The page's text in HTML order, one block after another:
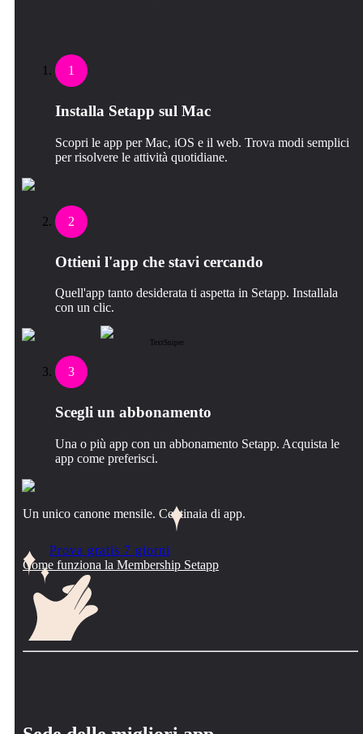
1
Installa Setapp sul Mac
Scopri le app per Mac, iOS e il web. Trova modi semplici
per risolvere le attività quotidiane.
2
Ottieni l'app che stavi cercando
Quell'app tanto desiderata ti aspetta in Setapp. Installala
con un clic.
TextSniper
3
Scegli un abbonamento
Una o più app con un abbonamento Setapp. Acquista le
app come preferisci.
Un unico canone mensile. Centinaia di app.
Prova gratis 7 giorni
Come funziona la Membership Setapp